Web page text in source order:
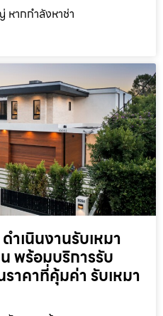
หากกำลังหาช่า
ำเนินงานรับเหมา
พร้อมบริการรับ
าคาที่คุ้มค่า รับเหมา